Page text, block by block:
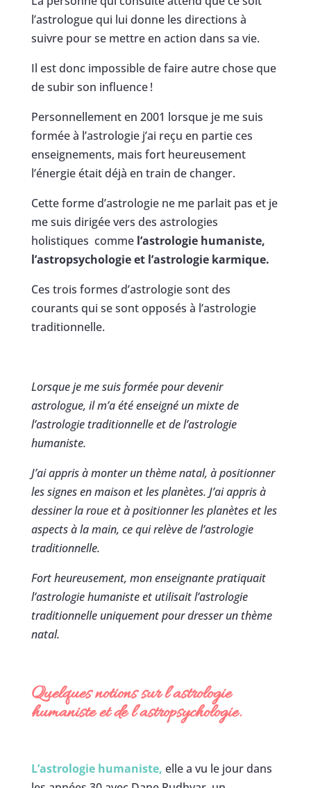
l’astrologue qui lui donne les directions à
suivre pour se mettre en action dans sa vie.
Il est donc impossible de faire autre chose que
de subir son influence !
Personnellement en 2001 lorsque je me suis
formée à l’astrologie j’ai reçu en partie ces
enseignements, mais fort heureusement
l’énergie était déjà en train de changer.
Cette forme d’astrologie ne me parlait pas et je
me suis dirigée vers des astrologies
holistiques comme l’astrologie humaniste,
l’astropsychologie et l’astrologie karmique.
Ces trois formes d’astrologie sont des
courants qui se sont opposés à l’astrologie
traditionnelle.
Lorsque je me suis formée pour devenir
astrologue, il m’a été enseigné un mixte de
l’astrologie traditionnelle et de l’astrologie
humaniste.
J’ai appris à monter un thème natal, à positionner
les signes en maison et les planètes. J’ai appris à
dessiner la roue et à positionner les planètes et les
aspects à la main, ce qui relève de l’astrologie
traditionnelle.
Fort heureusement, mon enseignante pratiquait
l’astrologie humaniste et utilisait l’astrologie
traditionnelle uniquement pour dresser un thème
natal.
Quelques notions sur l’astrologie
humaniste et de l’astropsychologie.
L’astrologie humaniste, elle a vu le jour dans